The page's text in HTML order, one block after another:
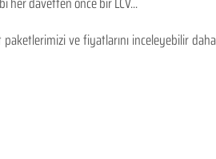
ve fiyatlarını inceleyebilir